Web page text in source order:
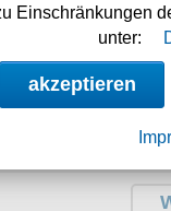
Art.-Nr.:
Einschränkungen
unter:
akzeptieren